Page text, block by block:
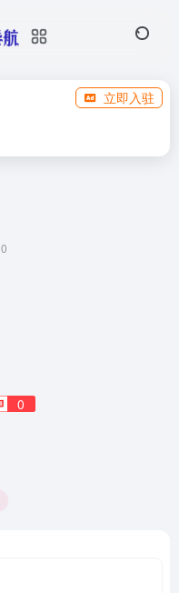
立即入驻
0
0